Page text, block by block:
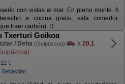
con vistas al mar. En pleno monte. 6
a cocina gratis, sala comedor,
traer carbón). D ...
Txerturi Goikoa
Itziar / Deba (Guipúzcoa) a 20,1
22 €